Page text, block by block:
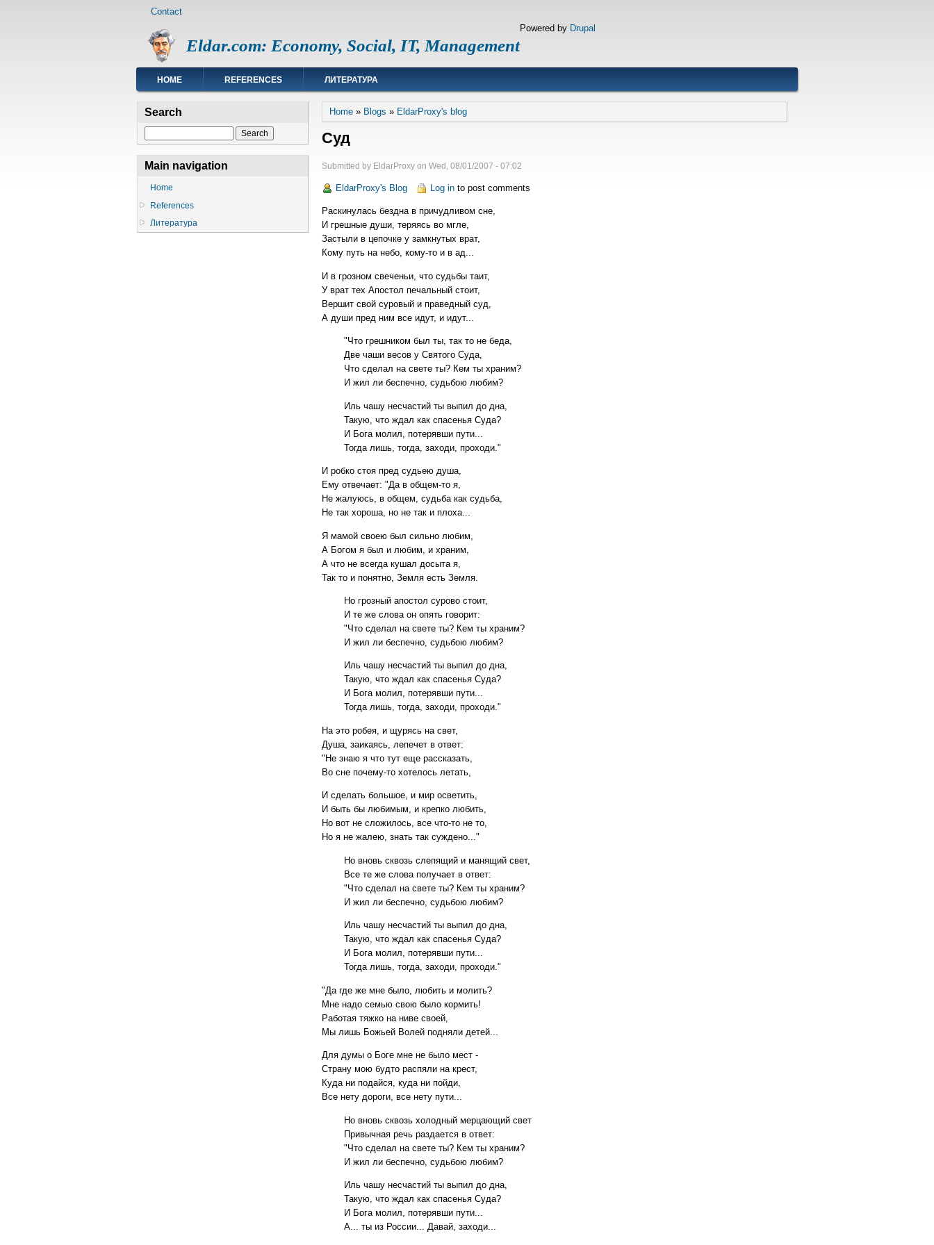
Footer
Contact
Eldar.com: Economy, Social, IT, Management
Powered by Drupal
Main
navigation
HOME REFERENCES ЛИТЕРАТУРА
Breadcrumb
Home Blogs EldarProxy's blog
Суд
Submitted by EldarProxy on Wed, 08/01/2007 - 07:02
EldarProxy's Blog Log in to post comments
Раскинулась бездна в причудливом сне,
И грешные души, теряясь во мгле,
Застыли в цепочке у замкнутых врат,
Кому путь на небо, кому-то и в ад...
И в грозном свеченьи, что судьбы таит,
У врат тех Апостол печальный стоит,
Вершит свой суровый и праведный суд,
А души пред ним все идут, и идут...
"Что грешником был ты, так то не беда,
Две чаши весов у Святого Суда,
Что сделал на свете ты? Кем ты храним?
И жил ли беспечно, судьбою любим?
Иль чашу несчастий ты выпил до дна,
Такую, что ждал как спасенья Суда?
И Бога молил, потерявши пути...
Тогда лишь, тогда, заходи, проходи."
И робко стоя пред судьею душа,
Ему отвечает: "Да в общем-то я,
Не жалуюсь, в общем, судьба как судьба,
Не так хороша, но не так и плоха...
Я мамой своею был сильно любим,
А Богом я был и любим, и храним,
А что не всегда кушал досыта я,
Так то и понятно, Земля есть Земля.
Но грозный апостол сурово стоит,
И те же слова он опять говорит:
"Что сделал на свете ты? Кем ты храним?
И жил ли беспечно, судьбою любим?
Иль чашу несчастий ты выпил до дна,
Такую, что ждал как спасенья Суда?
И Бога молил, потерявши пути...
Тогда лишь, тогда, заходи, проходи."
На это робея, и щурясь на свет,
Душа, заикаясь, лепечет в ответ:
"Не знаю я что тут еще рассказать,
Во сне почему-то хотелось летать,
И сделать большое, и мир осветить,
И быть бы любимым, и крепко любить,
Но вот не сложилось, все что-то не то,
Но я не жалею, знать так суждено..."
Но вновь сквозь слепящий и манящий свет,
Все те же слова получает в ответ:
"Что сделал на свете ты? Кем ты храним?
И жил ли беспечно, судьбою любим?
Иль чашу несчастий ты выпил до дна,
Такую, что ждал как спасенья Суда?
И Бога молил, потерявши пути...
Тогда лишь, тогда, заходи, проходи."
"Да где же мне было, любить и молить?
Мне надо семью свою было кормить!
Работая тяжко на ниве своей,
Мы лишь Божьей Волей подняли детей...
Для думы о Боге мне не было мест -
Страну мою будто распяли на крест,
Куда ни подайся, куда ни пойди,
Все нету дороги, все нету пути...
Но вновь сквозь холодный мерцающий свет
Привычная речь раздается в ответ:
"Что сделал на свете ты? Кем ты храним?
И жил ли беспечно, судьбою любим?
Иль чашу несчастий ты выпил до дна,
Такую, что ждал как спасенья Суда?
И Бога молил, потерявши пути...
А... ты из России... Давай, заходи...
Search
Main navigation
Home
References
Литература